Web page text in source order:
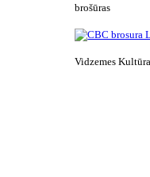
brošūras
Vidzemes